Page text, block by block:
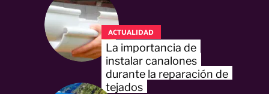
ACTUALIDAD
La importancia de
instalar canalones
durante la reparación de
tejados